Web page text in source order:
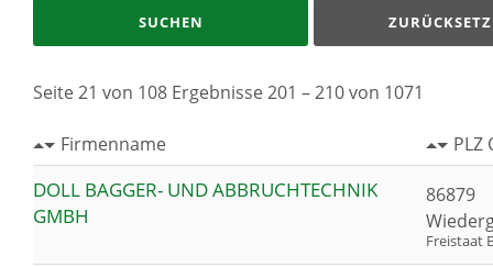
SUCHEN
Seite 21 von 108 Ergebnisse 201 – 210 von 1071
Firmenname PLZ
DOLL BAGGER- UND ABBRUCHTECHNIK
GMBH
86879
Freistaat